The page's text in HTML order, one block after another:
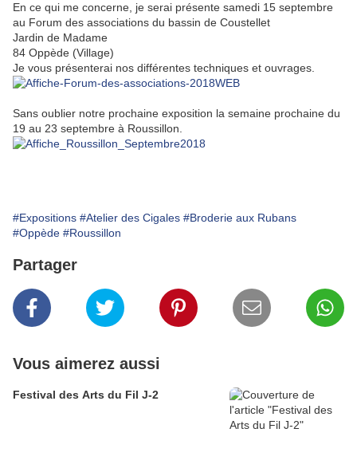
En ce qui me concerne, je serai présente samedi 15 septembre
au Forum des associations du bassin de Coustellet
Jardin de Madame
84 Oppède (Village)
Je vous présenterai nos différentes techniques et ouvrages.
Sans oublier notre prochaine exposition la semaine prochaine du
19 au 23 septembre à Roussillon.
#Expositions #Atelier des Cigales #Broderie aux Rubans
#Oppède #Roussillon
Partager
Vous aimerez aussi
Festival des Arts du Fil J-2